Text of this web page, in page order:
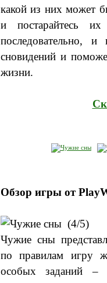
какой из них может
и постарайтесь
последовательно, и
сновидений и
жизни.
Обзор игры от
(4/5)
Чужие сны
по правилам игру
особых заданий –